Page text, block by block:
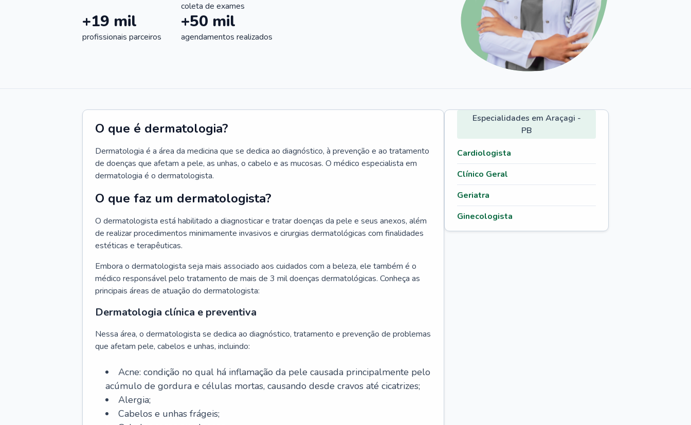
coleta de exames
+19 mil
profissionais parceiros
+50 mil
agendamentos realizados
O que é dermatologia?
Dermatologia é a área da medicina que se dedica ao diagnóstico, à prevenção e ao tratamento
de doenças que afetam a pele, as unhas, o cabelo e as mucosas. O médico especialista em
dermatologia é o dermatologista.
O que faz um dermatologista?
O dermatologista está habilitado a diagnosticar e tratar doenças da pele e seus anexos, além
de realizar procedimentos minimamente invasivos e cirurgias dermatológicas com finalidades
estéticas e terapêuticas.
Embora o dermatologista seja mais associado aos cuidados com a beleza, ele também é o
médico responsável pelo tratamento de mais de 3 mil doenças dermatológicas. Conheça as
principais áreas de atuação do dermatologista:
Dermatologia clínica e preventiva
Nessa área, o dermatologista se dedica ao diagnóstico, tratamento e prevenção de problemas
que afetam pele, cabelos e unhas, incluindo:
Acne: condição no qual há inflamação da pele causada principalmente pelo
acúmulo de gordura e células mortas, causando desde cravos até cicatrizes;
Alergia;
Cabelos e unhas frágeis;
Especialidades em Araçagi -
PB
Cardiologista
Clínico Geral
Geriatra
Ginecologista